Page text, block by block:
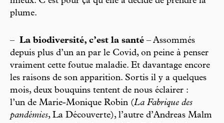
plume.
– La biodiversité, c’est la santé – Assommés
depuis plus d’un an par le Covid, on peine à penser
vraiment cette foutue maladie. Et davantage encore
les raisons de son apparition. Sortis il y a quelques
mois, deux bouquins tentent de nous éclairer :
l’un de Marie-Monique Robin (La Fabrique des
pandémies, La Découverte), l’autre d’Andreas Malm